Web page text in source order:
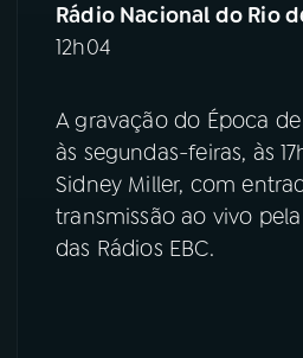
06VIDEOCASTS
07ÚLTIMAS
FESTIVAL DE MÚSICA
Rádio Nacional do Rio
12h04
A gravação do Época
às segundas-feiras, às
Sidney Miller, com
transmissão ao vivo
das Rádios EBC.